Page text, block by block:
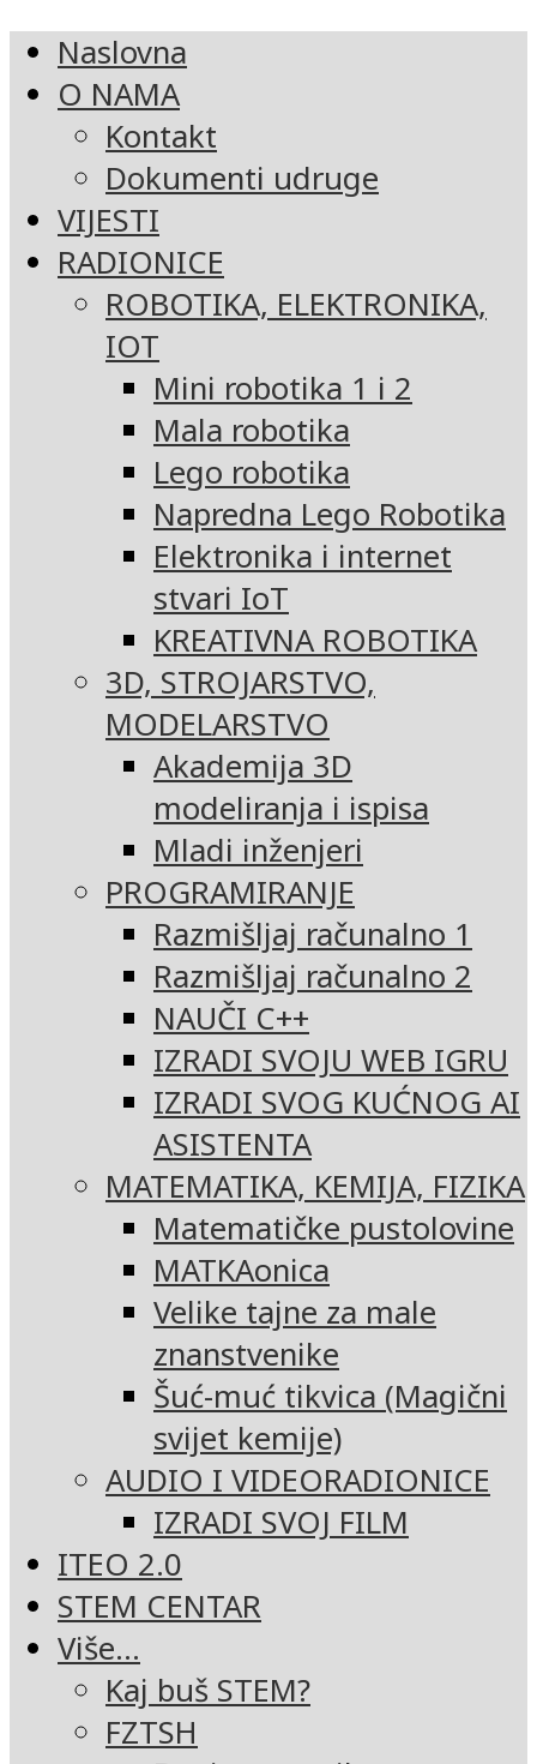
Naslovna
O NAMA
Kontakt
Dokumenti udruge
VIJESTI
RADIONICE
ROBOTIKA, ELEKTRONIKA,
IOT
Mini robotika 1 i 2
Mala robotika
Lego robotika
Napredna Lego Robotika
Elektronika i internet
stvari IoT
KREATIVNA ROBOTIKA
3D, STROJARSTVO,
MODELARSTVO
Akademija 3D
modeliranja i ispisa
Mladi inženjeri
PROGRAMIRANJE
Razmišljaj računalno 1
Razmišljaj računalno 2
NAUČI C++
IZRADI SVOJU WEB IGRU
IZRADI SVOG KUĆNOG AI
ASISTENTA
MATEMATIKA, KEMIJA, FIZIKA
Matematičke pustolovine
MATKAonica
Velike tajne za male
znanstvenike
Šuć-muć tikvica (Magični
svijet kemije)
AUDIO I VIDEORADIONICE
IZRADI SVOJ FILM
ITEO 2.0
STEM CENTAR
Više…
Kaj buš STEM?
FZTSH